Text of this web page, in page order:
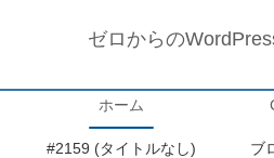
ゼロからの
ホーム
#2159 (タイトルなし) ブ